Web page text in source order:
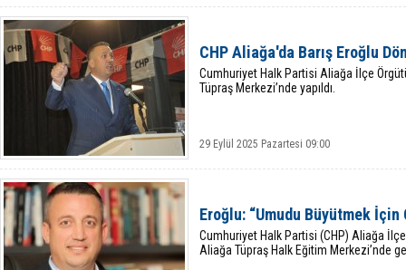
CHP Aliağa'da Barış Eroğlu
Cumhuriyet Halk Partisi Aliağa İlçe
Tüpraş Merkezi’nde yapıldı.
29 Eylül 2025 Pazartesi 09:00
Eroğlu: “Umudu Büyütmek İçin
Cumhuriyet Halk Partisi (CHP) Aliağa
Aliağa Tüpraş Halk Eğitim Merkezi’nde